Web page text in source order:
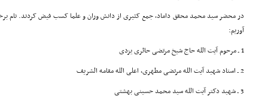
در محضر سید محمد محقق داماد، جمع کثیری از دانش وران و علما کسب فیض کردند. نام
آوریم:
1 ـ مرحوم آیت الله حاج شیخ مرتضی حائری یزدی
2 ـ استاد شهید آیت الله مرتضی مطهری، اعلی الله مقامه الشریف
3 ـ شهید دکتر آیت الله سید محمد حسینی بهشتی